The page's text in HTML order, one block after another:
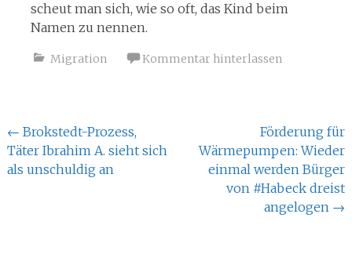
scheut man sich, wie so oft, das Kind beim
Namen zu nennen.
Migration Kommentar hinterlassen
Beitragsnavigation
← Brokstedt-Prozess,
Täter Ibrahim A. sieht sich
als unschuldig an
Förderung für
Wärmepumpen: Wieder
einmal werden Bürger
von #Habeck dreist
angelogen →